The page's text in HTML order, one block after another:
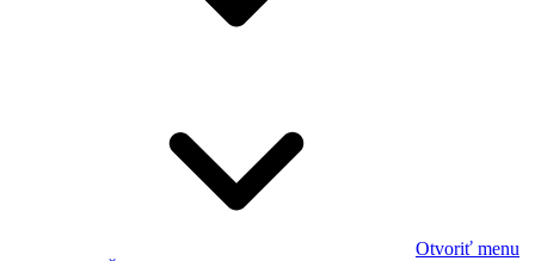
Otvoriť menu